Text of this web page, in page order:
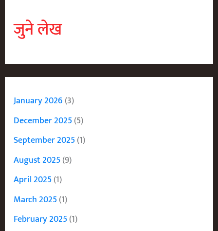
जुने लेख
January 2026 (3)
December 2025(5)
September 2025(1)
August 2025(9)
April 2025(1)
March 2025(1)
February 2025(1)